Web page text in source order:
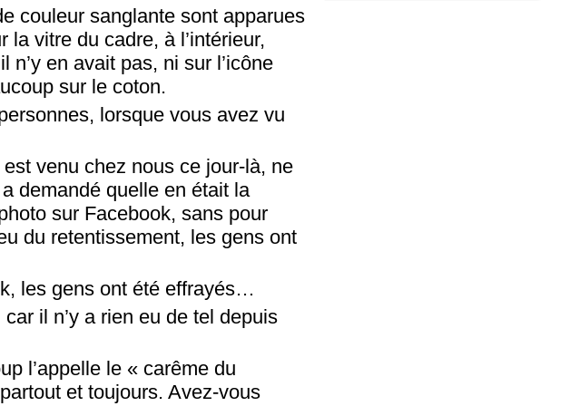
couleur sanglante sont apparues
la vitre du cadre, à l’intérieur,
en avait pas, ni sur l’icône
sur le coton.
lorsque vous avez vu
venu chez nous ce jour-là, ne
demandé quelle en était la
sur Facebook, sans pour
du retentissement, les gens ont
les gens ont été effrayés…
il n’y a rien eu de tel depuis
l’appelle le « carême du
et toujours. Avez-vous